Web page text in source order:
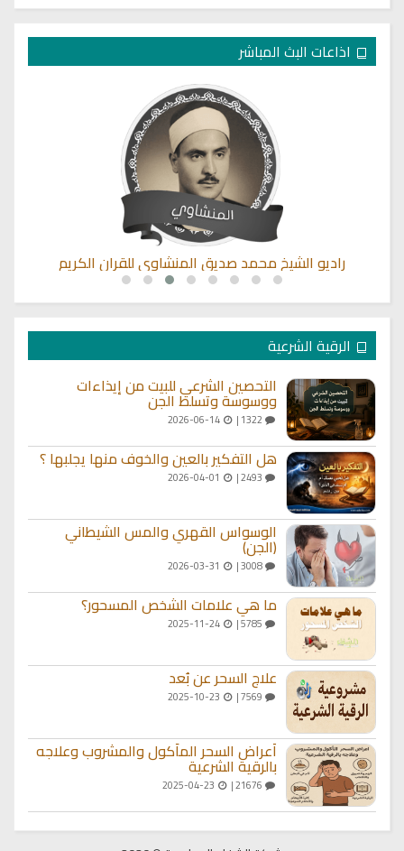
اذاعات البث المباشر
راديو الشيخ محمد صديق المنشاوي للقران الكريم
الرقية الشرعية
التحصين الشرعي للبيت من إيذاءات
ووسوسة وتسلط الجن
2026-06-14
هل التفكير بالعين والخوف منها يجلبها ؟
الوسواس القهري والمس الشيطاني
(الجن)
3008 |
ما هي علامات الشخص المسحور؟
2025-11-24
علاج السحر عن بُعد
أعراض السحر المأكول والمشروب وعلاجه
بالرقية الشرعية